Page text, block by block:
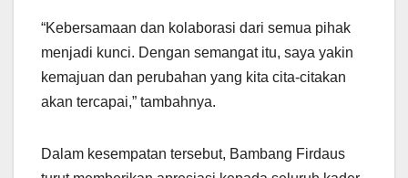
“Kebersamaan dan kolaborasi dari semua pihak
menjadi kunci. Dengan semangat itu, saya yakin
kemajuan dan perubahan yang kita cita-citakan
akan tercapai,” tambahnya.
Dalam kesempatan tersebut, Bambang Firdaus